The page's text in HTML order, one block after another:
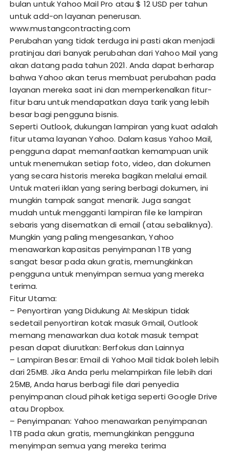
bulan untuk Yahoo Mail Pro atau $ 12 USD per tahun
untuk add-on layanan penerusan.
www.mustangcontracting.com
Perubahan yang tidak terduga ini pasti akan menjadi
pratinjau dari banyak perubahan dari Yahoo Mail yang
akan datang pada tahun 2021. Anda dapat berharap
bahwa Yahoo akan terus membuat perubahan pada
layanan mereka saat ini dan memperkenalkan fitur-
fitur baru untuk mendapatkan daya tarik yang lebih
besar bagi pengguna bisnis.
Seperti Outlook, dukungan lampiran yang kuat adalah
fitur utama layanan Yahoo. Dalam kasus Yahoo Mail,
pengguna dapat memanfaatkan kemampuan unik
untuk menemukan setiap foto, video, dan dokumen
yang secara historis mereka bagikan melalui email.
Untuk materi iklan yang sering berbagi dokumen, ini
mungkin tampak sangat menarik. Juga sangat
mudah untuk mengganti lampiran file ke lampiran
sebaris yang disematkan di email (atau sebaliknya).
Mungkin yang paling mengesankan, Yahoo
menawarkan kapasitas penyimpanan 1TB yang
sangat besar pada akun gratis, memungkinkan
pengguna untuk menyimpan semua yang mereka
terima.
Fitur Utama:
– Penyortiran yang Didukung AI: Meskipun tidak
sedetail penyortiran kotak masuk Gmail, Outlook
memang menawarkan dua kotak masuk tempat
pesan dapat diurutkan: Berfokus dan Lainnya
– Lampiran Besar: Email di Yahoo Mail tidak boleh lebih
dari 25MB. Jika Anda perlu melampirkan file lebih dari
25MB, Anda harus berbagi file dari penyedia
penyimpanan cloud pihak ketiga seperti Google Drive
atau Dropbox.
– Penyimpanan: Yahoo menawarkan penyimpanan
1TB pada akun gratis, memungkinkan pengguna
menyimpan semua yang mereka terima